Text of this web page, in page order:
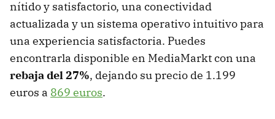
nítido y satisfactorio, una conectividad
actualizada y un sistema operativo intuitivo para
una experiencia satisfactoria. Puedes
encontrarla disponible en MediaMarkt con una
rebaja del 27%, dejando su precio de 1.199
euros a 869 euros.